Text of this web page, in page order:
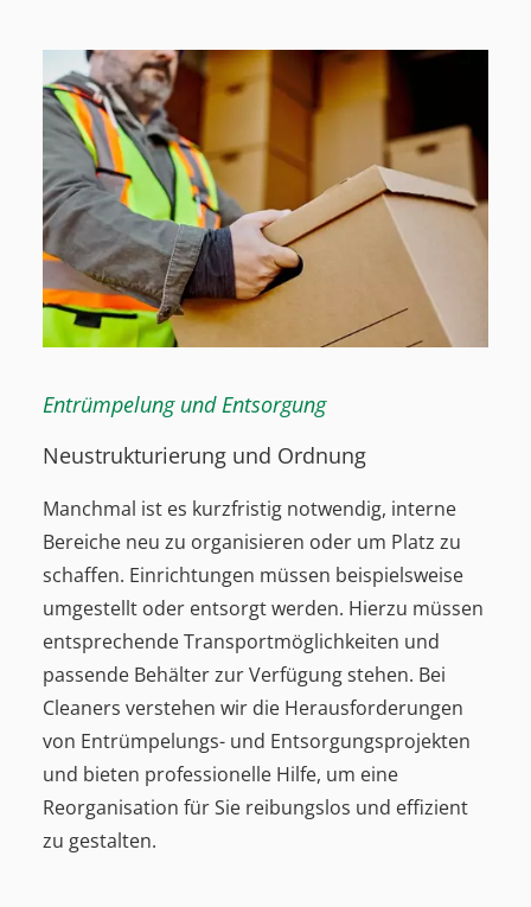
Entrümpelung und Entsorgung
Neustrukturierung und Ordnung
Manchmal ist es kurzfristig notwendig, interne
Bereiche neu zu organisieren oder um Platz zu
schaffen. Einrichtungen müssen beispielsweise
umgestellt oder entsorgt werden. Hierzu müssen
entsprechende Transportmöglichkeiten und
passende Behälter zur Verfügung stehen. Bei
Cleaners verstehen wir die Herausforderungen
von Entrümpelungs- und Entsorgungsprojekten
und bieten professionelle Hilfe, um eine
Reorganisation für Sie reibungslos und effizient
zu gestalten.